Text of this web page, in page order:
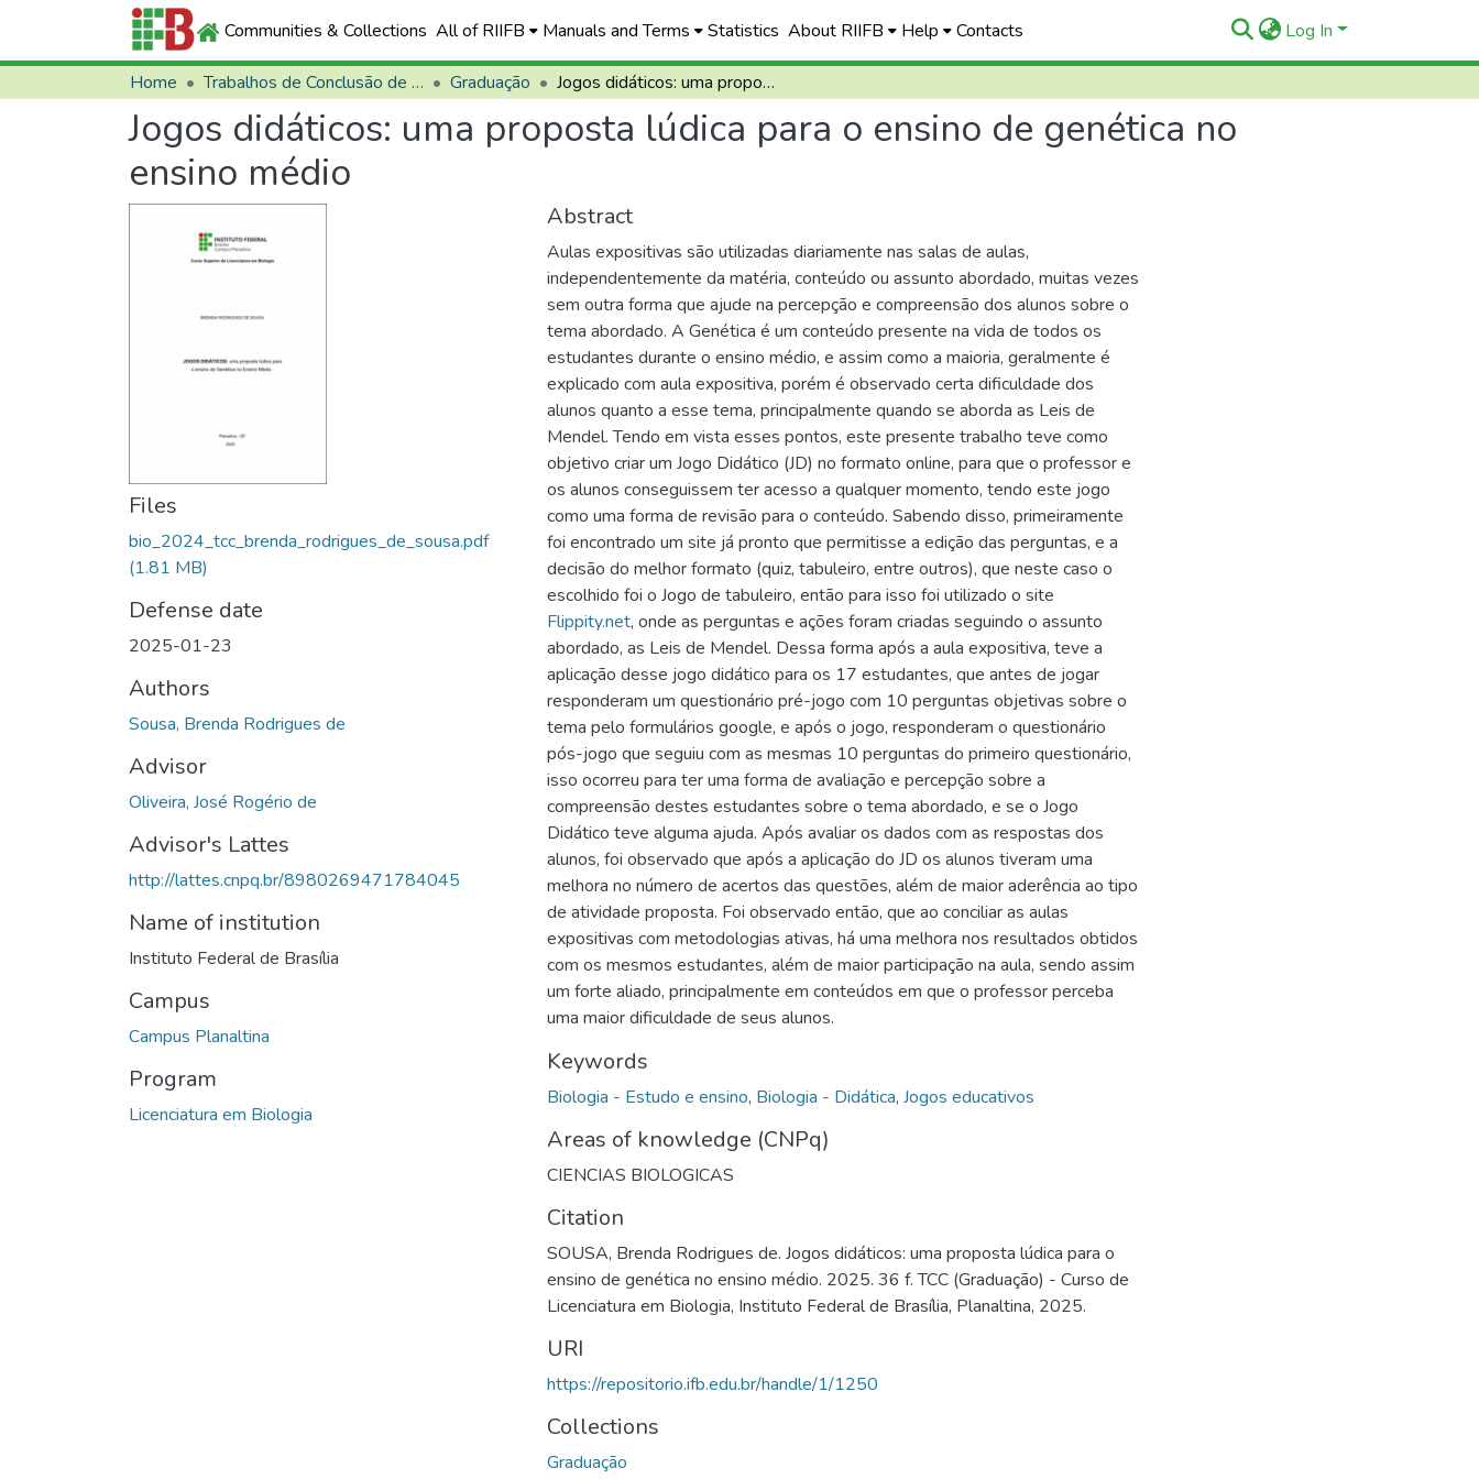
Communities & Collections All of RIIFB Manuals and Terms Statistics About RIIFB Help Contacts Log In
Home Trabalhos de Conclusão de Curso (TCCs) Graduação Jogos didáticos: uma proposta lúdica para o ensino de genética no ensino médio
Jogos didáticos: uma proposta lúdica para o ensino de genética no
ensino médio
Files
bio_2024_tcc_brenda_rodrigues_de_sousa.pdf
(1.81 MB)
Defense date
2025-01-23
Authors
Sousa, Brenda Rodrigues de
Advisor
Oliveira, José Rogério de
Advisor's Lattes
http://lattes.cnpq.br/8980269471784045
Name of institution
Instituto Federal de Brasília
Campus
Campus Planaltina
Program
Licenciatura em Biologia
Abstract
Aulas expositivas são utilizadas diariamente nas salas de aulas,
independentemente da matéria, conteúdo ou assunto abordado, muitas vezes
sem outra forma que ajude na percepção e compreensão dos alunos sobre o
tema abordado. A Genética é um conteúdo presente na vida de todos os
estudantes durante o ensino médio, e assim como a maioria, geralmente é
explicado com aula expositiva, porém é observado certa dificuldade dos
alunos quanto a esse tema, principalmente quando se aborda as Leis de
Mendel. Tendo em vista esses pontos, este presente trabalho teve como
objetivo criar um Jogo Didático (JD) no formato online, para que o professor e
os alunos conseguissem ter acesso a qualquer momento, tendo este jogo
como uma forma de revisão para o conteúdo. Sabendo disso, primeiramente
foi encontrado um site já pronto que permitisse a edição das perguntas, e a
decisão do melhor formato (quiz, tabuleiro, entre outros), que neste caso o
escolhido foi o Jogo de tabuleiro, então para isso foi utilizado o site
Flippity.net, onde as perguntas e ações foram criadas seguindo o assunto
abordado, as Leis de Mendel. Dessa forma após a aula expositiva, teve a
aplicação desse jogo didático para os 17 estudantes, que antes de jogar
responderam um questionário pré-jogo com 10 perguntas objetivas sobre o
tema pelo formulários google, e após o jogo, responderam o questionário
pós-jogo que seguiu com as mesmas 10 perguntas do primeiro questionário,
isso ocorreu para ter uma forma de avaliação e percepção sobre a
compreensão destes estudantes sobre o tema abordado, e se o Jogo
Didático teve alguma ajuda. Após avaliar os dados com as respostas dos
alunos, foi observado que após a aplicação do JD os alunos tiveram uma
melhora no número de acertos das questões, além de maior aderência ao tipo
de atividade proposta. Foi observado então, que ao conciliar as aulas
expositivas com metodologias ativas, há uma melhora nos resultados obtidos
com os mesmos estudantes, além de maior participação na aula, sendo assim
um forte aliado, principalmente em conteúdos em que o professor perceba
uma maior dificuldade de seus alunos.
Keywords
Biologia - Estudo e ensino, Biologia - Didática, Jogos educativos
Areas of knowledge (CNPq)
CIENCIAS BIOLOGICAS
Citation
SOUSA, Brenda Rodrigues de. Jogos didáticos: uma proposta lúdica para o
ensino de genética no ensino médio. 2025. 36 f. TCC (Graduação) - Curso de
Licenciatura em Biologia, Instituto Federal de Brasília, Planaltina, 2025.
URI
https://repositorio.ifb.edu.br/handle/1/1250
Collections
Graduação